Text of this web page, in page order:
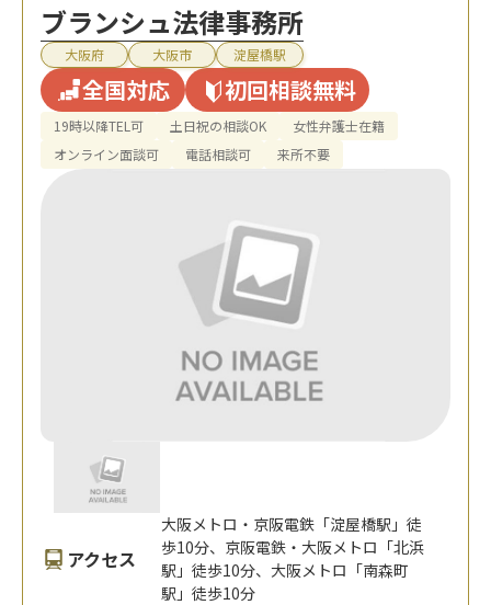
ブランシュ法律事務所
大阪府 大阪市 淀屋橋駅
全国対応 初回相談無料
19時以降TEL可 土日祝の相談OK
女性弁護士在籍
オンライン面談可
電話相談可 来所不要
アクセス
大阪メトロ・京阪電鉄「淀屋橋駅」徒
歩10分、京阪電鉄・大阪メトロ「北浜
駅」徒歩10分、大阪メトロ「南森町
駅」徒歩10分